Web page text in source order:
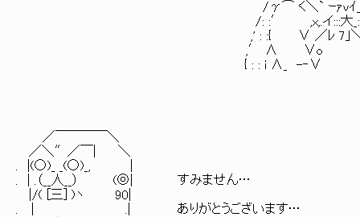
/γ⌒ く＼` ｰｧvｲ_j_}⌒
/: :′ ,x,.イ:::大_:::
,' : :{ ∨ ／ﾚ 7｣＼>｀'o
,′ ∧ ∨o ヽ
{ : : i ∧_ -‐∨
／￣￣￣￣＼
／＼″／￣| ＼
. |(○)_ _(○)_, |
. | .（__人__） (◎| すみません…
|/( [三] )ヽ 90|
. | .| ありがとうございます…